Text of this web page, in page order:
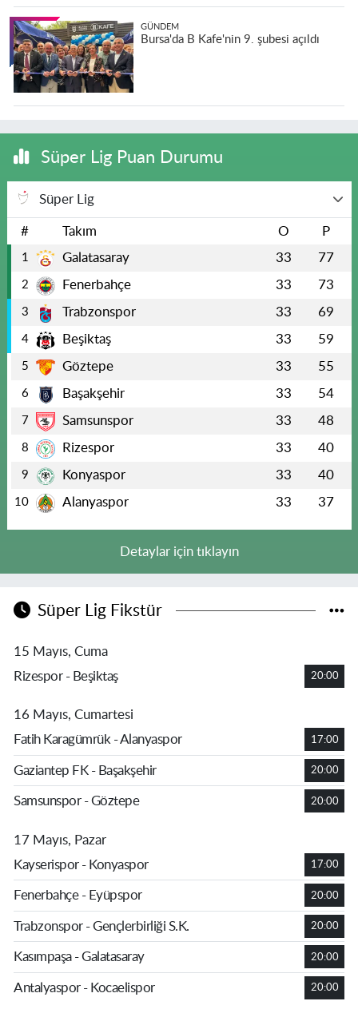
GÜNDEM
Bursa'da B Kafe'nin 9. şubesi açıldı
Süper Lig Puan Durumu
Süper Lig
# Takım O P
1 Galatasaray 33 77
2 Fenerbahçe 33 73
3 Trabzonspor 33 69
4 Beşiktaş 33 59
5 Göztepe 33 55
6 Başakşehir 33 54
7 Samsunspor 33 48
8 Rizespor 33 40
9 Konyaspor 33 40
10 Alanyaspor 33 37
Detaylar için tıklayın
Süper Lig Fikstür
15 Mayıs, Cuma
Rizespor - Beşiktaş
20:00
16 Mayıs, Cumartesi
Fatih Karagümrük - Alanyaspor
17:00
Gaziantep FK - Başakşehir 20:00
Samsunspor - Göztepe 20:00
17 Mayıs, Pazar
Kayserispor - Konyaspor
17:00
Fenerbahçe - Eyüpspor 20:00
Trabzonspor - Gençlerbirliği S.K. 20:00
Kasımpaşa - Galatasaray 20:00
Antalyaspor - Kocaelispor 20:00